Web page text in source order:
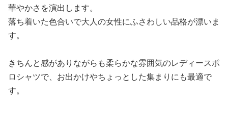
華やかさを演出します。
落ち着いた色合いで大人の女性にふさわしい品格が漂いま
す。
きちんと感がありながらも柔らかな雰囲気のレディースポ
ロシャツで、お出かけやちょっとした集まりにも最適で
す。